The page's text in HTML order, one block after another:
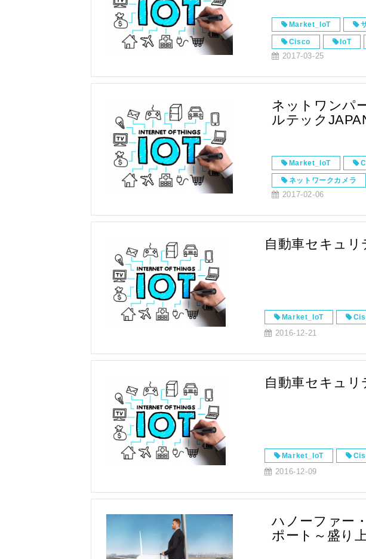
Market_IoT
Cisco IoT
フィジカルセキュリテ
Axis
総合セキュリティプラ
2017-03-25
ネットワンパ
ルテック
Market_IoT
ネットワークカメラ
ネットワーキングソリ
データセンタークラウ
2017-02-06
自動車セキュ
Market_IoT
2016-12-21
自動車セキュ
Market_IoT
2016-12-09
ハノーファー
ポート～盛り